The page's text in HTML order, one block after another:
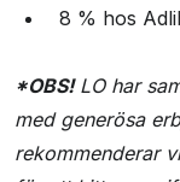
8 % hos
*OBS! LO har
med generösa
rekommenderar